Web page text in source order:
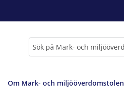
Om Mark- och miljööverdomstolen